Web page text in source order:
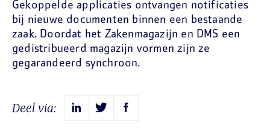
Gekoppelde applicaties ontvangen notificaties
bij nieuwe documenten binnen een bestaande
zaak. Doordat het Zakenmagazijn en DMS een
gedistribueerd magazijn vormen zijn ze
gegarandeerd synchroon.
Deel via: